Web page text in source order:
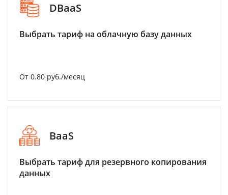
DBaaS
Выбрать тариф на облачную базу данных
От 0.80 руб./месяц
BaaS
Выбрать тариф для резервного копирования
данных